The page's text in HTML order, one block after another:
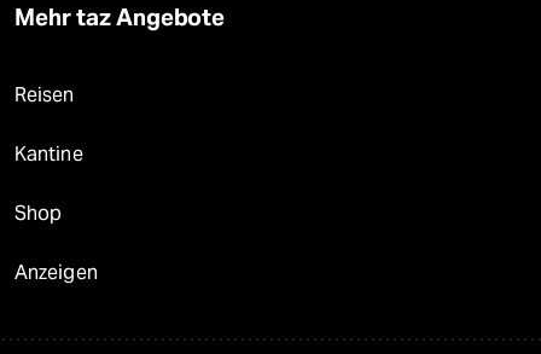
Mehr taz Angebote
Reisen
Kantine
Shop
Anzeigen